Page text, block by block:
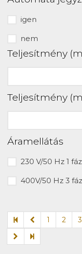
igen
nem
Teljesítmény
Teljesítmény
Áramellátás
230 V/50 Hz 1
400V/50 Hz 3
1 2 3